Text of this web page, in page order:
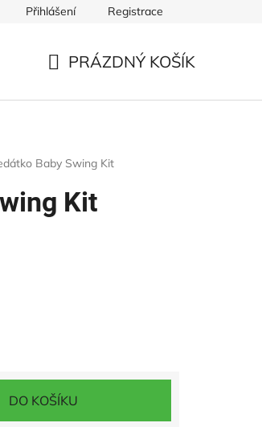
dětská hřiště Ke stažení
Přihlášení Registrace
PRÁZDNÝ KOŠÍK
Baby Swing Kit
Kit
DO KOŠÍKU